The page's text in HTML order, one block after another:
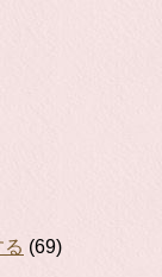
(69)